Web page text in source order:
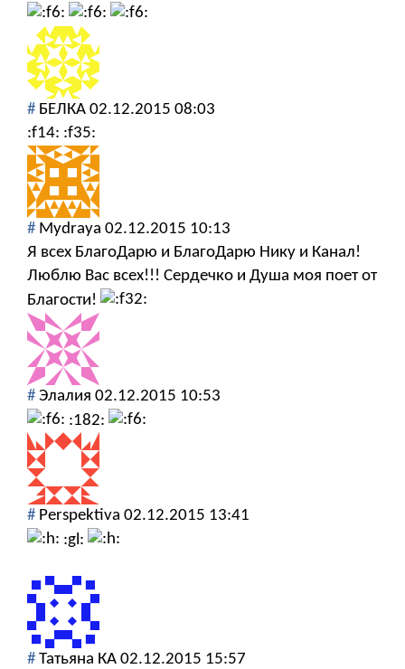
# БЕЛКА 02.12.2015 08:03
:f14: :f35:
# Mydraya 02.12.2015 10:13
Я всех БлагоДарю и БлагоДарю Нику и Канал!
Люблю Вас всех!!! Сердечко и Душа моя поет от
Благости!
# Элалия 02.12.2015 10:53
:182:
# Perspektiva 02.12.2015 13:41
:gl:
# Татьяна КА 02.12.2015 15:57